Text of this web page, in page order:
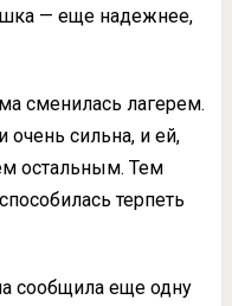
— еще надежнее,
сменилась лагерем.
сильна, и ей,
остальным. Тем
терпеть
сообщила еще одну